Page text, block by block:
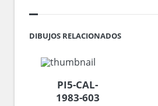
DIBUJOS RELACIONADOS
PI5-CAL-
1983-603